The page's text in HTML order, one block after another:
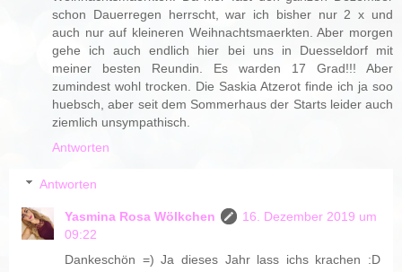
schon Dauerregen herrscht, war ich bisher nur 2 x und
auch nur auf kleineren Weihnachtsmaerkten. Aber morgen
gehe ich auch endlich hier bei uns in Duesseldorf mit
meiner besten Reundin. Es warden 17 Grad!!! Aber
zumindest wohl trocken. Die Saskia Atzerot finde ich ja soo
huebsch, aber seit dem Sommerhaus der Starts leider auch
ziemlich unsympathisch.
Antworten
Antworten
Yasmina Rosa Wölkchen
16. Dezember 2019 um
09:22
Dankeschön =) Ja dieses Jahr lass ichs krachen :D